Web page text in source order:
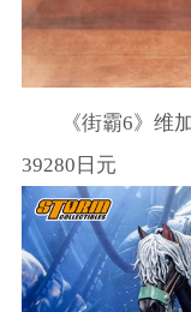
《街霸6》维
39280日元